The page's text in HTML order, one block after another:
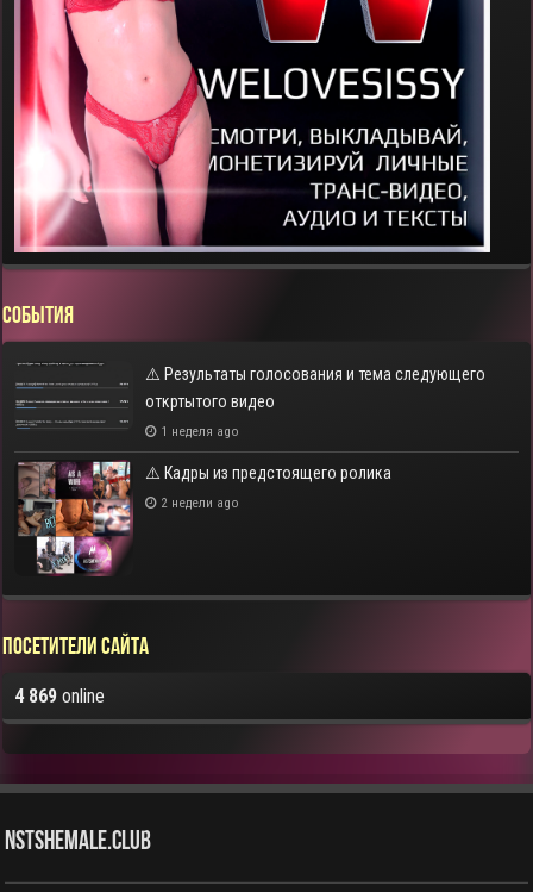
СОБЫТИЯ
⚠️ Результаты голосования и тема следующего
откртытого видео
1 неделя ago
⚠️ Кадры из предстоящего ролика
2 недели ago
Посетители сайта
4 869 online
NstShemale.Club